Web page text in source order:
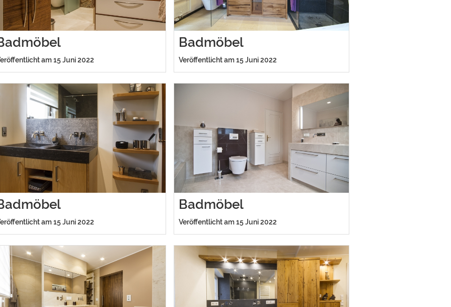
am 15 Juni 2022
Badmöbel
Veröffentlicht am 15 Juni 2022
am 15 Juni 2022
Badmöbel
Veröffentlicht am 15 Juni 2022